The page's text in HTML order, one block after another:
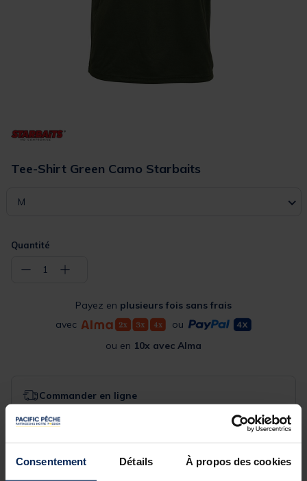
Consentement Détails À propos des cookies
Tee-Shirt Green Camo Starbaits
M
Quantité
− 1 +
Payez en plusieurs fois sans frais
avec
ou
ou en 10x avec Alma
Commander en ligne
Expédition sous 12 jours
Choisissez un magasin pour voir la disponibilité